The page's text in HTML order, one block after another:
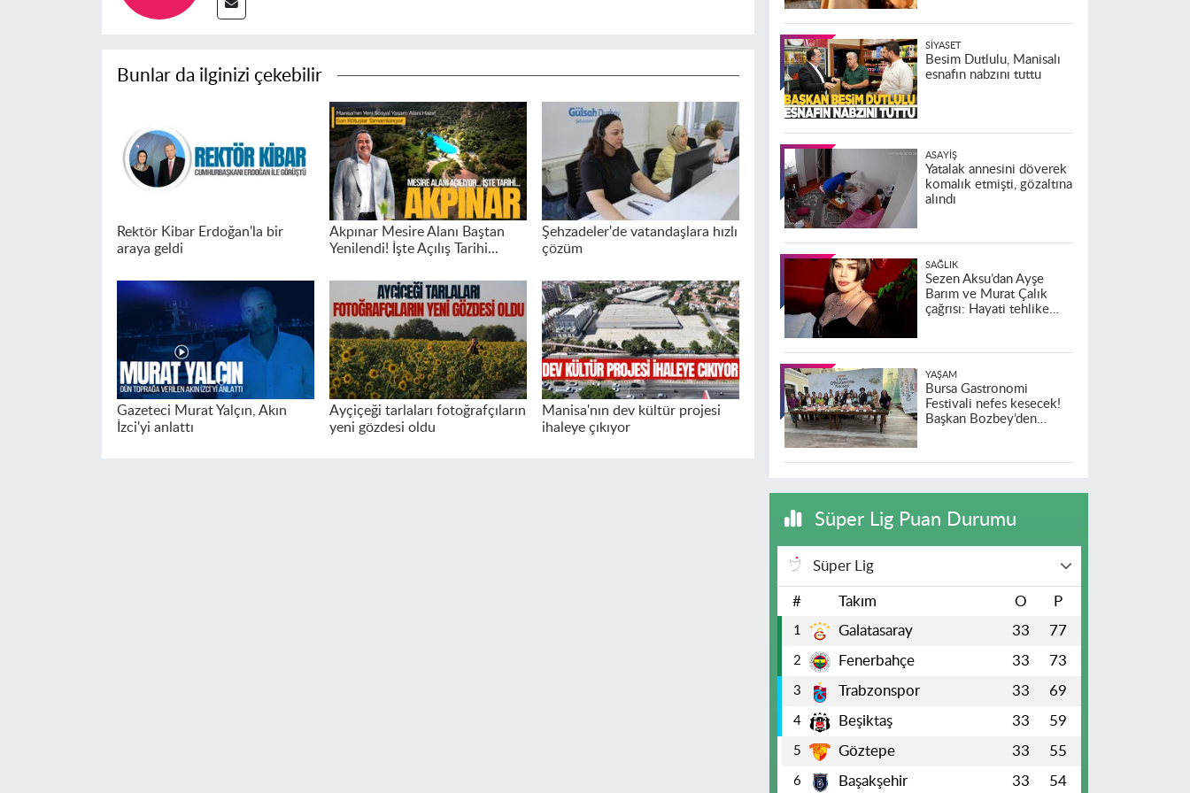
Bunlar da ilginizi çekebilir
Rektör Kibar Erdoğan'la bir
araya geldi
Akpınar Mesire Alanı Baştan
Yenilendi! İşte Açılış Tarihi...
Şehzadeler'de vatandaşlara hızlı
çözüm
Gazeteci Murat Yalçın, Akın
İzci'yi anlattı
Ayçiçeği tarlaları fotoğrafçıların
yeni gözdesi oldu
Manisa'nın dev kültür projesi
ihaleye çıkıyor
SIYASET
Besim Dutlulu, Manisalı
esnafın nabzını tuttu
ASAYIŞ
Yatalak annesini döverek
komalık etmişti, gözaltına
alındı
SAĞLIK
Sezen Aksu’dan Ayşe
Barım ve Murat Çalık
çağrısı: Hayati tehlike
YAŞAM
Bursa Gastronomi
Festivali nefes kesecek!
Başkan Bozbey’den
Süper Lig Puan Durumu
Süper Lig
# Takım O P
1 Galatasaray 33 77
2 Fenerbahçe 33 73
3 Trabzonspor 33 69
4 Beşiktaş 33 59
5 Göztepe 33 55
6 Başakşehir 33 54